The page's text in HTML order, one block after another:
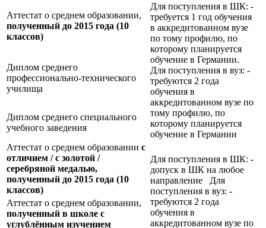
Аттестат о среднем образовании,
полученный до 2015 года (10
классов)
Для поступления в ШК: -
требуется 1 год обучения
в аккредитованном вузе
по тому профилю, по
которому планируется
обучение в Германии.
Для поступления в вуз: -
требуются 2 года
обучения в
аккредитованном вузе по
тому профилю, по
которому планируется
обучение в Германии
Диплом среднего
профессионально-технического
училища
Диплом среднего специального
учебного заведения
Аттестат о среднем образовании с
отличием / с золотой /
серебряной медалью,
полученный до 2015 года (10
классов)
Для поступления в ШК: -
допуск в ШК на любое
направление Для
поступления в вуз: -
требуются 2 года
обучения в
аккредитованном вузе по
Аттестат о среднем образовании,
полученный в школе с
углублённым изучением